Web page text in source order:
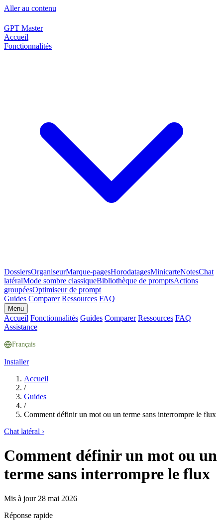
Aller au contenu
GPT Master
Accueil
Fonctionnalités
DossiersOrganiseurMarque-pagesHorodatagesMinicarteNotesChat
latéralMode sombre classiqueBibliothèque de promptsActions
groupéesOptimiseur de prompt
Guides Comparer Ressources FAQ
Menu
Accueil Fonctionnalités Guides Comparer Ressources FAQ
Assistance
Français
Installer
Accueil
/
Guides
/
Comment définir un mot ou un terme sans interrompre le flux
Chat latéral ›
Comment définir un mot ou un
terme sans interrompre le flux
Mis à jour 28 mai 2026
Réponse rapide